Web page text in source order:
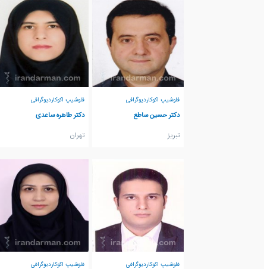
فلوشیپ اکوکاردیوگرافی
دکتر حسین ساطع
تبريز
فلوشیپ اکوکاردیوگرافی
دکتر طاهره ساعدی
تهران
فلوشیپ اکوکاردیوگرافی فلوشیپ اکوکاردیوگرافی